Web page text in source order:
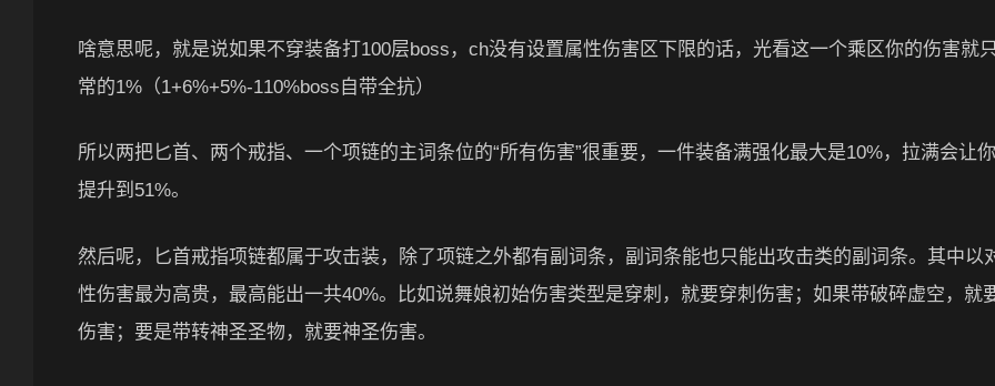
啥意思呢，就是说如果不穿装备打100层boss，ch没有设置属性伤害区下限的话，光看这一个乘区你的伤害就
常的1%（1+6%+5%-110%boss自带全抗）
所以两把匕首、两个戒指、一个项链的主词条位的“所有伤害”很重要，一件装备满强化最大是10%，拉满会让
提升到51%。
然后呢，匕首戒指项链都属于攻击装，除了项链之外都有副词条，副词条能也只能出攻击类的副词条。其中以
性伤害最为高贵，最高能出一共40%。比如说舞娘初始伤害类型是穿刺，就要穿刺伤害；如果带破碎虚空，就
伤害；要是带转神圣圣物，就要神圣伤害。